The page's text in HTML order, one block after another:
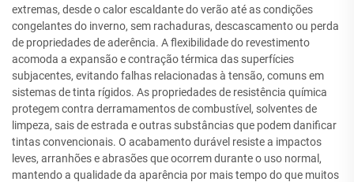
extremas, desde o calor escaldante do verão até as condições
congelantes do inverno, sem rachaduras, descascamento ou perda
de propriedades de aderência. A flexibilidade do revestimento
acomoda a expansão e contração térmica das superfícies
subjacentes, evitando falhas relacionadas à tensão, comuns em
sistemas de tinta rígidos. As propriedades de resistência química
protegem contra derramamentos de combustível, solventes de
limpeza, sais de estrada e outras substâncias que podem danificar
tintas convencionais. O acabamento durável resiste a impactos
leves, arranhões e abrasões que ocorrem durante o uso normal,
mantendo a qualidade da aparência por mais tempo do que muitos